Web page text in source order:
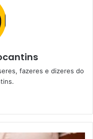
fazeres e dizeres do